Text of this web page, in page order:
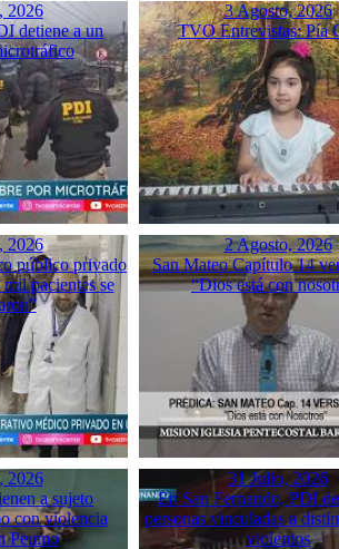
2026
detiene a un
3 Agosto, 2026
TVO Entrevistas: Pía
2026
público privado
pacientes se
2 Agosto, 2026
San Mateo Capítulo 14
“Dios está con
2026
a sujeto
con violencia
Peumo
31 Julio, 2026
En San Fernando, PDI
personas vinculadas a
violentos